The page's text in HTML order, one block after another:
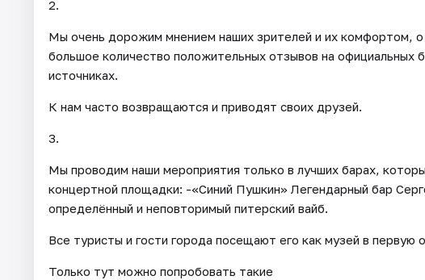
2.
Мы очень дорожим мнением наших зрителей и их комфортом,
большое количество положительных отзывов на официальных
источниках.
К нам часто возвращаются и приводят своих друзей.
3.
Мы проводим наши мероприятия только в лучших барах,
концертной площадки: -«Синий Пушкин» Легендарный бар
определённый и неповторимый питерский вайб.
Все туристы и гости города посещают его как музей в первую
Только тут можно попробовать такие